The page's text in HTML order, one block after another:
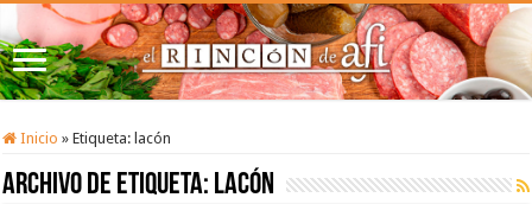
Inicio » Etiqueta: lacón
Archivo de etiqueta: lacón